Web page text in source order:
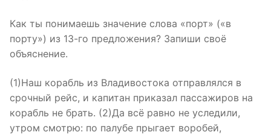
Как ты понимаешь значение слова «порт» («в
порту») из 13-го предложения? Запиши своё
объяснение.
(1)Наш корабль из Владивостока отправлялся в
срочный рейс, и капитан приказал пассажиров на
корабль не брать. (2)Да всё равно не уследили,
утром смотрю: по палубе прыгает воробей,